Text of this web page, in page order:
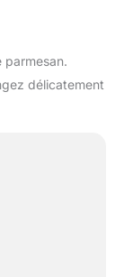
parmesan.
délicatement